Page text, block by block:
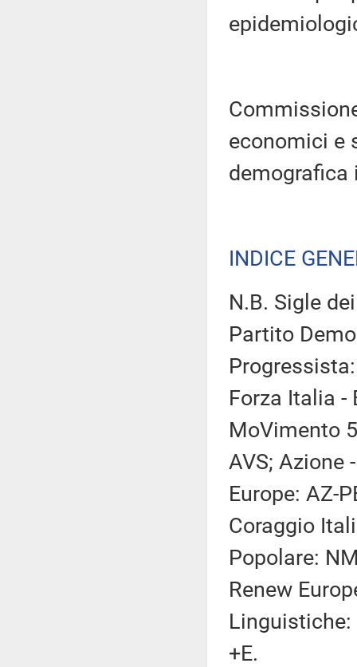
economici e
INDICE
N.B. Sigle
Partito
Forza Italia -
MoVimento
AVS; Azione
Europe: AZ-
Coraggio
Popolare:
Renew
+E.